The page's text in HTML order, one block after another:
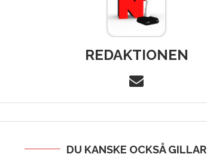
REDAKTIONEN
DU KANSKE OCKSÅ GILLAR